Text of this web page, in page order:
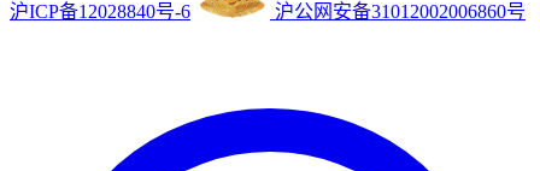
沪ICP备12028840号-6 沪公网安备31012002006860号